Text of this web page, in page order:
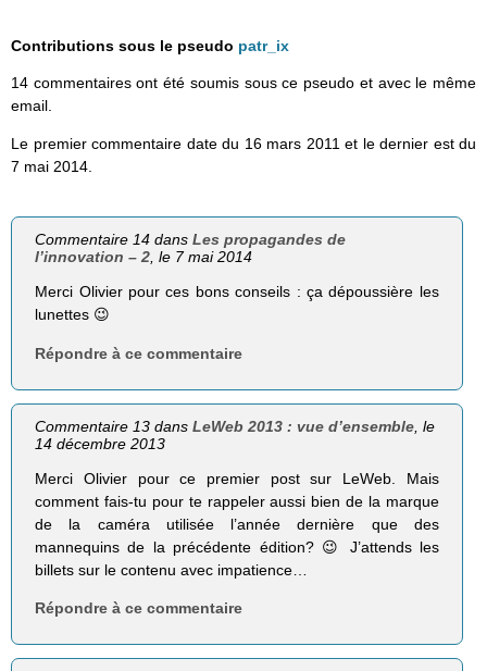
Contributions sous le pseudo patr_ix
14 commentaires ont été soumis sous ce pseudo et avec le même
email.
Le premier commentaire date du 16 mars 2011 et le dernier est du
7 mai 2014.
Commentaire 14 dansLes propagandes de
l’innovation – 2, le 7 mai 2014
Merci Olivier pour ces bons conseils : ça dépoussière les
lunettes 😉
Répondre à ce commentaire
Commentaire 13 dansLeWeb 2013 : vue d’ensemble , le
14 décembre 2013
Merci Olivier pour ce premier post sur LeWeb. Mais
comment fais-tu pour te rappeler aussi bien de la marque
de la caméra utilisée l’année dernière que des
mannequins de la précédente édition? 😉 J’attends les
billets sur le contenu avec impatience…
Répondre à ce commentaire